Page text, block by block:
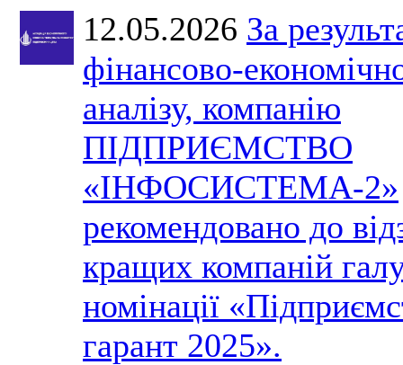
12.05.2026 За
фінансово-
аналізу, компанію
ПІДПРИЄМСТВО
«ІНФОСИСТЕМА-2»
рекомендовано до
кращих компаній
номінації
гарант 2025».